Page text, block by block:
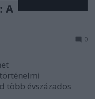
A
0
több évszázados